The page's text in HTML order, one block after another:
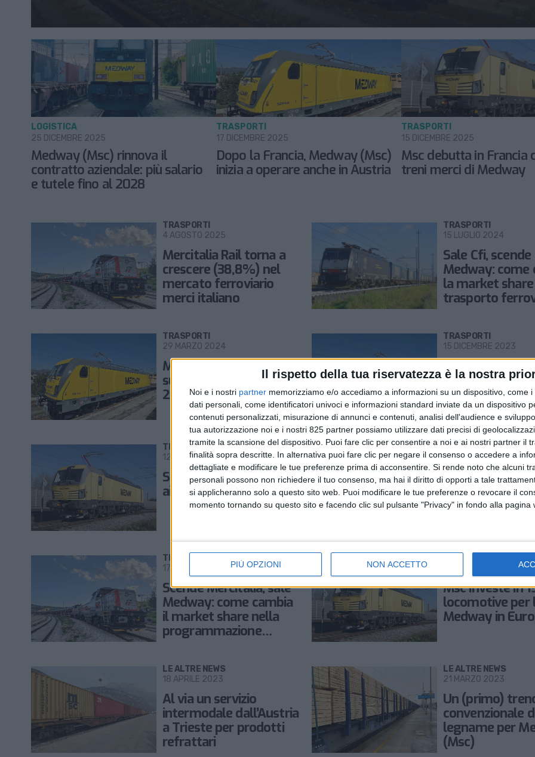
Il rispetto della tua riservatezza è la nostra
Noi e i nostri partner memorizziamo e/o accediamo a informazioni su un dispositivo, come
dati personali, come identificatori univoci e informazioni standard inviate da un dispositivo
contenuti personalizzati, misurazione di annunci e contenuti, analisi dell'audience e
tua autorizzazione noi e i nostri 825 partner possiamo utilizzare dati precisi di
tramite la scansione del dispositivo. Puoi fare clic per consentire a noi e ai nostri partner il
finalità sopra descritte. In alternativa puoi fare clic per negare il consenso o accedere a
dettagliate e modificare le tue preferenze prima di acconsentire. Si rende noto che alcuni
personali possono non richiedere il tuo consenso, ma hai il diritto di opporti a tale
si applicheranno solo a questo sito web. Puoi modificare le tue preferenze o revocare il
momento tornando su questo sito e facendo clic sul pulsante "Privacy" in fondo alla pagina
PIÙ OPZIONI NON ACCETTO
Medway (Msc) rinnova il
contratto aziendale: più salario
e tutele fino al 2028
LOGISTICA
25 DICEMBRE 2025
Dopo la Francia, Medway (Msc)
inizia a operare anche in Austria
TRASPORTI
17 DICEMBRE 2025
Msc debutta in Francia
treni merci di Medway
TRASPORTI
15 DICEMBRE 2025
Mercitalia Rail torna a
crescere (38,8%) nel
mercato ferroviario
merci italiano
TRASPORTI
4 AGOSTO 2025
Sale Cfi, scende
Medway: come
la market
trasporto
TRASPORTI
15 LUGLIO 2024
Medway (Msc) accelera
sulla Spagna (+32% nel
2023)
TRASPORTI
29 MARZO 2024
Medway nel
francese dal
8 locomotori
TRASPORTI
15 DICEMBRE 2023
Sostegno governativo
ai treni di Msc in Spagna
TRASPORTI
12 DICEMBRE 2023
Medway
treno di tubi in
destinato alla
TRASPORTI
24 NOVEMBRE 2023
Scende Mercitalia, sale
Medway: come cambia
il market share nella
programmazione
TRASPORTI
17 OTTOBRE 2023
Msc investe in
locomotive per
Medway in
Al via un servizio
intermodale dall’Austria
a Trieste per prodotti
refrattari
LE ALTRE NEWS
18 APRILE 2023
Un (primo)
convenzionale
legname per
(Msc)
LE ALTRE NEWS
21 MARZO 2023